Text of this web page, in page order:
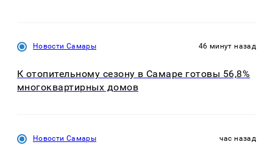
Новости Самары 46 минут назад
К отопительному сезону в Самаре готовы 56,8%
многоквартирных домов
Новости Самары час назад